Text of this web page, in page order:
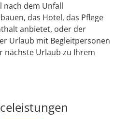
nach dem Unfall
das Hotel, das Pflege
anbietet, oder der
Urlaub mit Begleitpersonen
nächste Urlaub zu Ihrem